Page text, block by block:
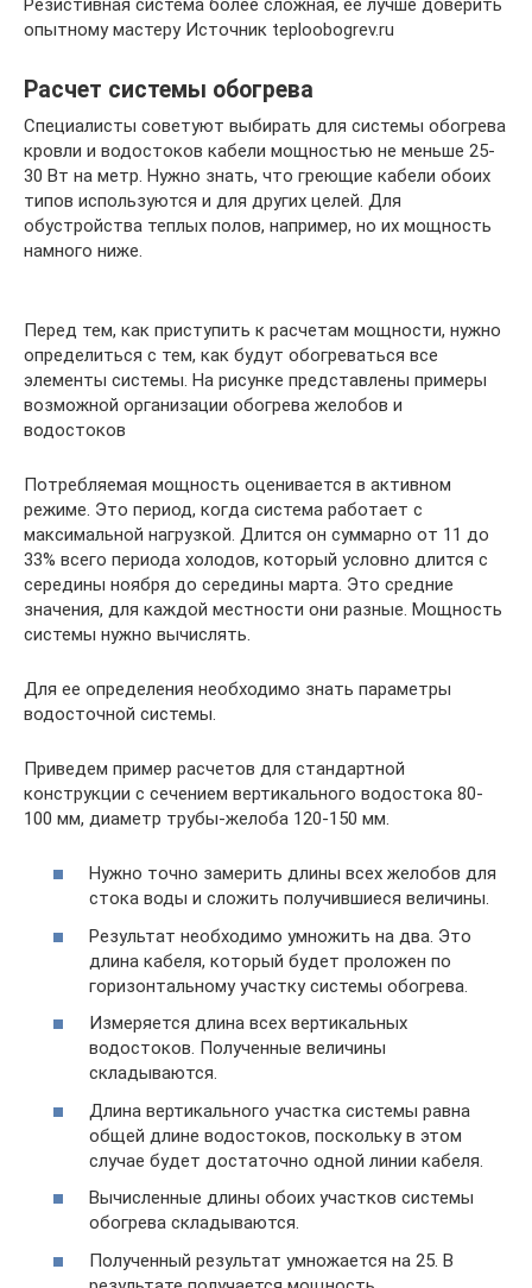
опытному мастеру Источник teploobogrev.ru
Расчет системы обогрева
Специалисты советуют выбирать для системы обогрева
кровли и водостоков кабели мощностью не меньше 25-
30 Вт на метр. Нужно знать, что греющие кабели обоих
типов используются и для других целей. Для
обустройства теплых полов, например, но их мощность
намного ниже.
Перед тем, как приступить к расчетам мощности, нужно
определиться с тем, как будут обогреваться все
элементы системы. На рисунке представлены примеры
возможной организации обогрева желобов и
водостоков
Потребляемая мощность оценивается в активном
режиме. Это период, когда система работает с
максимальной нагрузкой. Длится он суммарно от 11 до
33% всего периода холодов, который условно длится с
середины ноября до середины марта. Это средние
значения, для каждой местности они разные. Мощность
системы нужно вычислять.
Для ее определения необходимо знать параметры
водосточной системы.
Приведем пример расчетов для стандартной
конструкции с сечением вертикального водостока 80-
100 мм, диаметр трубы-желоба 120-150 мм.
Нужно точно замерить длины всех желобов для
стока воды и сложить получившиеся величины.
Результат необходимо умножить на два. Это
длина кабеля, который будет проложен по
горизонтальному участку системы обогрева.
Измеряется длина всех вертикальных
водостоков. Полученные величины
складываются.
Длина вертикального участка системы равна
общей длине водостоков, поскольку в этом
случае будет достаточно одной линии кабеля.
Вычисленные длины обоих участков системы
обогрева складываются.
Полученный результат умножается на 25. В